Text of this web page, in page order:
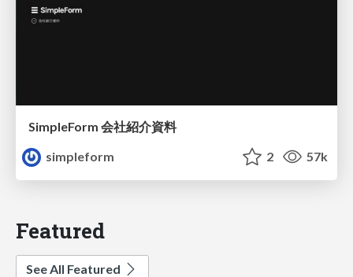
SimpleForm 会社紹介資料
simpleform
2 57k
Featured
See All Featured